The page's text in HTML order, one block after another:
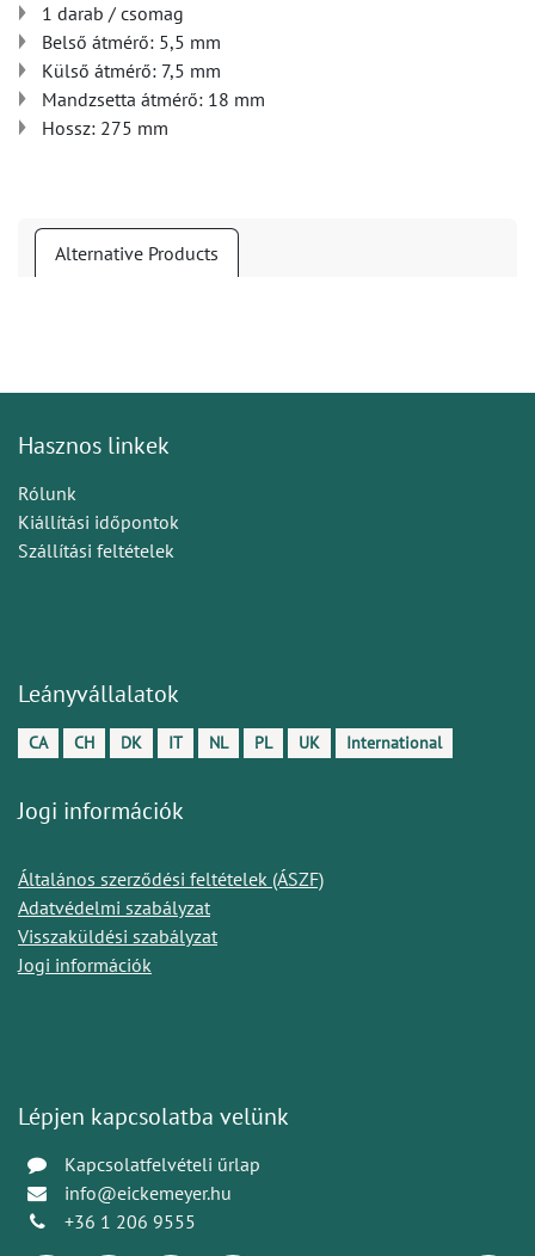
1 darab / csomag
Belső átmérő: 5,5 mm
Külső átmérő: 7,5 mm
Mandzsetta átmérő: 18 mm
Hossz: 275 mm
Alternative Products
Hasznos linkek
Rólunk
Kiállítási időpontok
Szállítási feltételek
Leányvállalatok
CA CH DK IT NL PL UK International
Jogi információk
Általános szerződési feltételek (ÁSZF)
Adatvédelmi szabályzat
Visszaküldési szabályzat
Jogi információk
Lépjen kapcsolatba velünk
Kapcsolatfelvételi űrlap
info@eickemeyer.hu
+36 1 206 9555